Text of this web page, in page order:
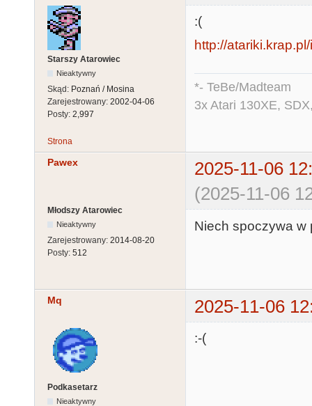
Starszy Atarowiec
Nieaktywny
Skąd: Poznań / Mosina
Zarejestrowany: 2002-04-06
Posty: 2,997
:(
http://
*- TeBe/Madteam
3x Atari 130XE,
Strona
Pawex
2025-11-06
(2025-11-06
Młodszy Atarowiec
Nieaktywny
Zarejestrowany: 2014-08-20
Posty: 512
Niech spoczywa w
Mq 2025-11-06
Podkasetarz
Nieaktywny
:-(